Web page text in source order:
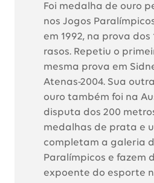
Foi medalha de ouro
nos Jogos
em 1992, na prova dos
rasos. Repetiu o
mesma prova em
Atenas-2004. Sua
ouro também foi na
disputa dos 200
medalhas de prata e
completam a galeria
Paralímpicos e fazem
expoente do esporte